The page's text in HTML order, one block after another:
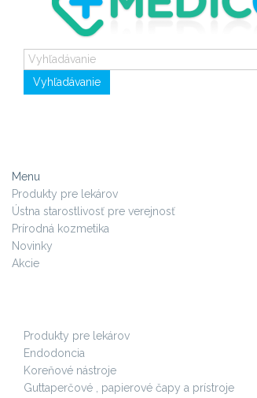
Vyhľadávanie
Menu
Produkty pre lekárov
Ústna starostlivosť pre verejnosť
Prírodná kozmetika
Novinky
Akcie
Produkty pre lekárov
Endodoncia
Koreňové nástroje
Guttaperčové , papierové čapy a prístroje